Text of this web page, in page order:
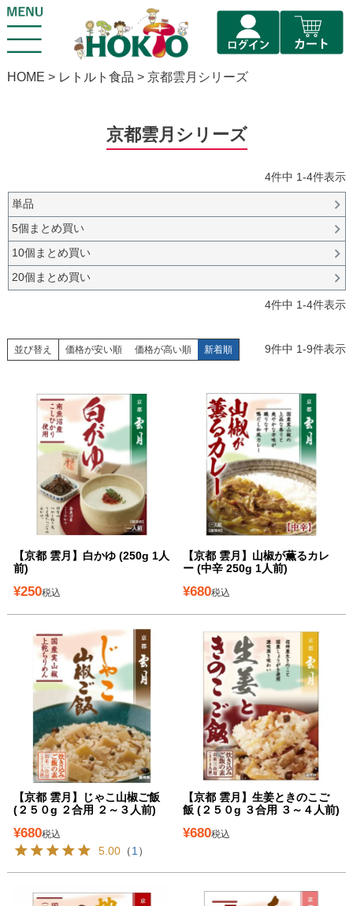
HOME レトルト食品 京都雲月シリーズ
京都雲月シリーズ
4件中 1-4件表示
単品
5個まとめ買い
10個まとめ買い
20個まとめ買い
4件中 1-4件表示
並び替え 価格が安い順 価格が高い順 新着順 9件中 1-9件表示
【京都 雲月】白かゆ (250g 1人
前)
¥250税込
【京都 雲月】山椒が薫るカレ
ー (中辛 250g 1人前)
¥680税込
【京都 雲月】じゃこ山椒ご飯
(２５０g ２合用 ２～３人前)
¥680税込
5.00（1 ）
【京都 雲月】生姜ときのこご
飯 (２５０g ３合用 ３～４人前)
¥680税込